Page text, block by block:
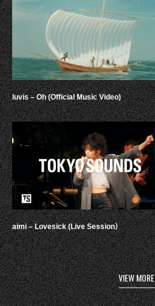
luvis – Oh (Official Music Video)
aimi – Lovesick (Live Session）
VIEW MORE